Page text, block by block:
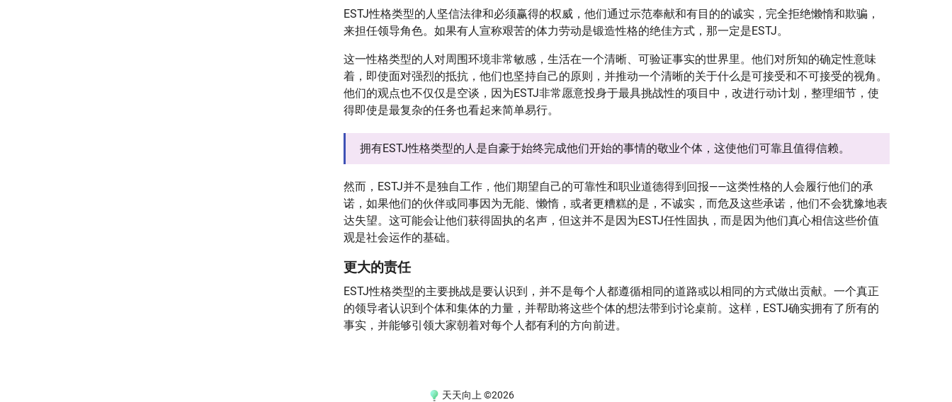
ESTJ性格类型的人坚信法律和必须赢得的权威，他们通过示范奉献和有目的的诚实，完全拒绝懒惰和欺骗，
来担任领导角色。如果有人宣称艰苦的体力劳动是锻造性格的绝佳方式，那一定是ESTJ。
这一性格类型的人对周围环境非常敏感，生活在一个清晰、可验证事实的世界里。他们对所知的确定性意味
着，即使面对强烈的抵抗，他们也坚持自己的原则，并推动一个清晰的关于什么是可接受和不可接受的视角。
他们的观点也不仅仅是空谈，因为ESTJ非常愿意投身于最具挑战性的项目中，改进行动计划，整理细节，使
得即使是最复杂的任务也看起来简单易行。
拥有ESTJ性格类型的人是自豪于始终完成他们开始的事情的敬业个体，这使他们可靠且值得信赖。
然而，ESTJ并不是独自工作，他们期望自己的可靠性和职业道德得到回报——这类性格的人会履行他们的承
诺，如果他们的伙伴或同事因为无能、懒惰，或者更糟糕的是，不诚实，而危及这些承诺，他们不会犹豫地表
达失望。这可能会让他们获得固执的名声，但这并不是因为ESTJ任性固执，而是因为他们真心相信这些价值
观是社会运作的基础。
更大的责任
ESTJ性格类型的主要挑战是要认识到，并不是每个人都遵循相同的道路或以相同的方式做出贡献。一个真正
的领导者认识到个体和集体的力量，并帮助将这些个体的想法带到讨论桌前。这样，ESTJ确实拥有了所有的
事实，并能够引领大家朝着对每个人都有利的方向前进。
天天向上 ©2026